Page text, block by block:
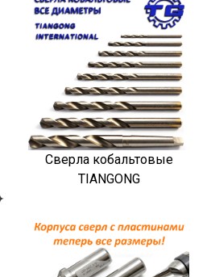
Сверла кобальтовые
TIANGONG